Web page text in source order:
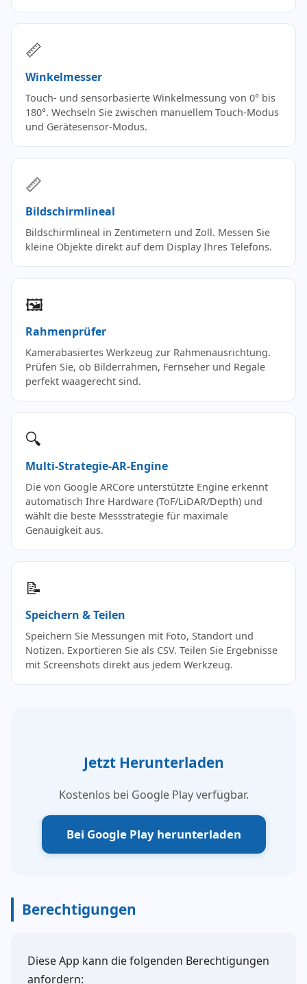
📏
Winkelmesser
Touch- und sensorbasierte Winkelmessung von 0° bis
180°. Wechseln Sie zwischen manuellem Touch-Modus
und Gerätesensor-Modus.
📏
Bildschirmlineal
Bildschirmlineal in Zentimetern und Zoll. Messen Sie
kleine Objekte direkt auf dem Display Ihres Telefons.
🖼️
Rahmenprüfer
Kamerabasiertes Werkzeug zur Rahmenausrichtung.
Prüfen Sie, ob Bilderrahmen, Fernseher und Regale
perfekt waagerecht sind.
🔍
Multi-Strategie-AR-Engine
Die von Google ARCore unterstützte Engine erkennt
automatisch Ihre Hardware (ToF/LiDAR/Depth) und
wählt die beste Messstrategie für maximale
Genauigkeit aus.
📝
Speichern & Teilen
Speichern Sie Messungen mit Foto, Standort und
Notizen. Exportieren Sie als CSV. Teilen Sie Ergebnisse
mit Screenshots direkt aus jedem Werkzeug.
Jetzt Herunterladen
Kostenlos bei Google Play verfügbar.
Bei Google Play herunterladen
Berechtigungen
Diese App kann die folgenden Berechtigungen
anfordern: